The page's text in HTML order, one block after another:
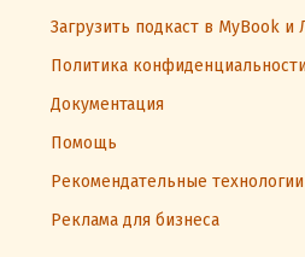
Загрузить подкаст в MyBook и
Политика конфиденциальности
Документация
Помощь
Рекомендательные технологии
Реклама для бизнеса